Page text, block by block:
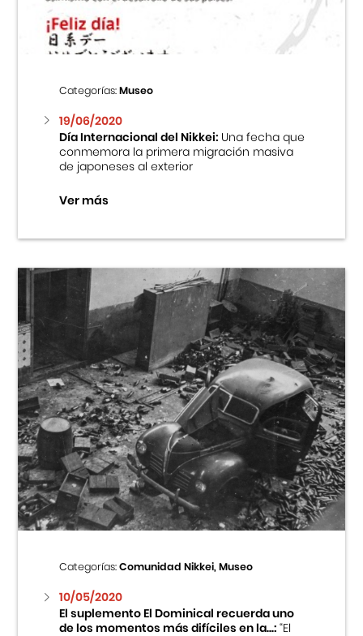
Categorías:Museo
19/06/2020
Día Internacional del Nikkei:Una fecha que
conmemora la primera migración masiva
de japoneses al exterior
Ver más
Categorías:Comunidad Nikkei, Museo
10/05/2020
El suplemento El Dominical recuerda uno
de los momentos más difíciles en la...:“El